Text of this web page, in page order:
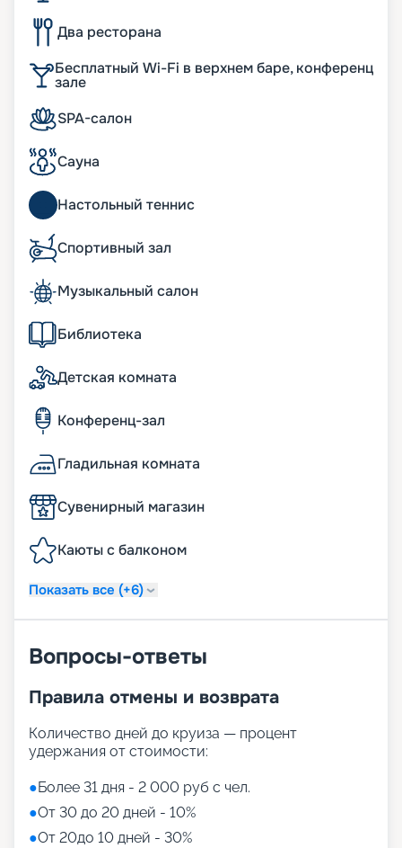
Два ресторана
Бесплатный Wi-Fi в верхнем баре, конференц
зале
SPA-салон
Сауна
Настольный теннис
Спортивный зал
Музыкальный салон
Библиотека
Детская комната
Конференц-зал
Гладильная комната
Сувенирный магазин
Каюты с балконом
Показать все (+6)
Вопросы-ответы
Правила отмены и возврата
Количество дней до круиза — процент
удержания от стоимости:
●Более 31 дня - 2 000 руб с чел.
●От 30 до 20 дней - 10%
●От 20до 10 дней - 30%